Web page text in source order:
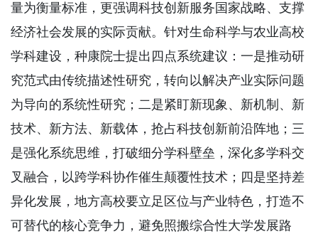
量为衡量标准，更强调科技创新服务国家战略、支撑
经济社会发展的实际贡献。针对生命科学与农业高校
学科建设，种康院士提出四点系统建议：一是推动研
究范式由传统描述性研究，转向以解决产业实际问题
为导向的系统性研究；二是紧盯新现象、新机制、新
技术、新方法、新载体，抢占科技创新前沿阵地；三
是强化系统思维，打破细分学科壁垒，深化多学科交
叉融合，以跨学科协作催生颠覆性技术；四是坚持差
异化发展，地方高校要立足区位与产业特色，打造不
可替代的核心竞争力，避免照搬综合性大学发展路